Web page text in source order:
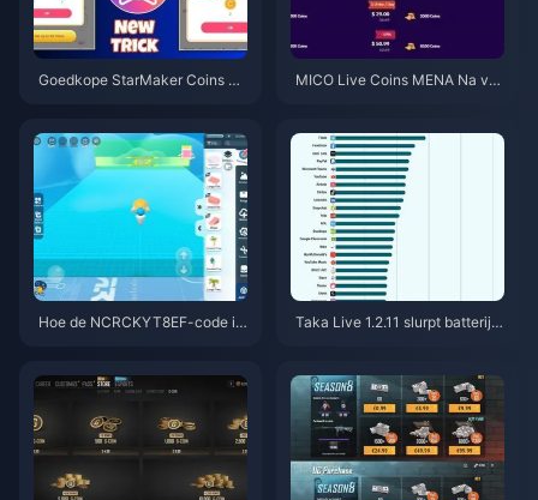
Goedkope StarMaker Coins vo
MICO Live Coins MENA Na v5.
Hoe de NCRCKYT8EF-code in
Taka Live 1.2.11 slurpt batterij l